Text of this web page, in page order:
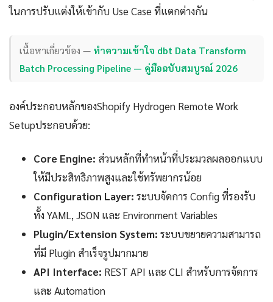
ในการปรับแต่งให้เข้ากับ Use Case ที่แตกต่างกัน
เนื้อหาเกี่ยวข้อง — ทำความเข้าใจ dbt Data Transform
Batch Processing Pipeline — คู่มือฉบับสมบูรณ์ 2026
องค์ประกอบหลักของShopify Hydrogen Remote Work
Setupประกอบด้วย:
Core Engine: ส่วนหลักที่ทำหน้าที่ประมวลผลออกแบบ
ให้มีประสิทธิภาพสูงและใช้ทรัพยากรน้อย
Configuration Layer: ระบบจัดการ Config ที่รองรับ
ทั้ง YAML, JSON และ Environment Variables
Plugin/Extension System: ระบบขยายความสามารถ
ที่มี Plugin สำเร็จรูปมากมาย
API Interface: REST API และ CLI สำหรับการจัดการ
และ Automation